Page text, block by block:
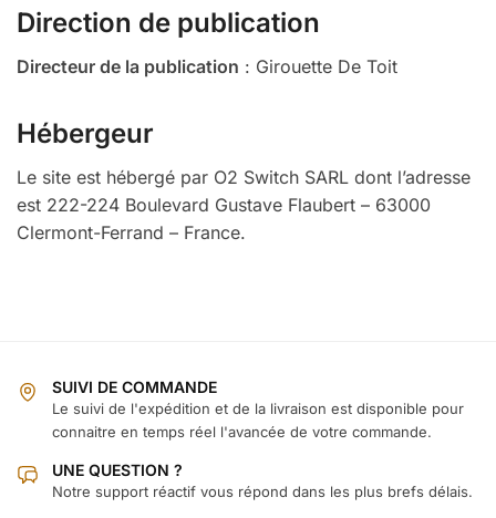
Direction de publication
Directeur de la publication : Girouette De Toit
Hébergeur
Le site est hébergé par O2 Switch SARL dont l’adresse
est 222-224 Boulevard Gustave Flaubert – 63000
Clermont-Ferrand – France.
SUIVI DE COMMANDE
Le suivi de l'expédition et de la livraison est disponible pour
connaitre en temps réel l'avancée de votre commande.
UNE QUESTION ?
Notre support réactif vous répond dans les plus brefs délais.